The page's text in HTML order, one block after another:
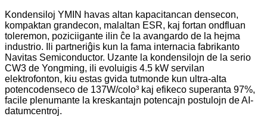
Kondensiloj YMIN havas altan kapacitancan densecon,
kompaktan grandecon, malaltan ESR, kaj fortan ondfluan
toleremon, poziciigante ilin ĉe la avangardo de la hejma
industrio. Ili partneriĝis kun la fama internacia fabrikanto
Navitas Semiconductor. Uzante la kondensilojn de la serio
CW3 de Yongming, ili evoluigis 4.5 kW servilan
elektrofonton, kiu estas gvida tutmonde kun ultra-alta
potencodenseco de 137W/colo³ kaj efikeco superanta 97%,
facile plenumante la kreskantajn potencajn postulojn de AI-
datumcentroj.